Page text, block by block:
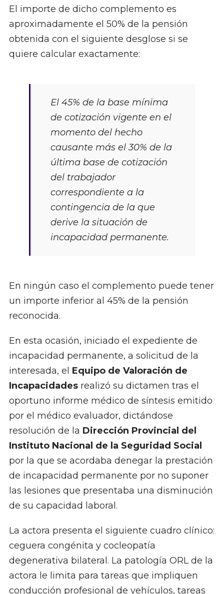
El importe de dicho complemento es
aproximadamente el 50% de la pensión
obtenida con el siguiente desglose si se
quiere calcular exactamente:
El 45% de la base mínima
de cotización vigente en el
momento del hecho
causante más el 30% de la
última base de cotización
del trabajador
correspondiente a la
contingencia de la que
derive la situación de
incapacidad permanente.
En ningún caso el complemento puede tener
un importe inferior al 45% de la pensión
reconocida.
En esta ocasión, iniciado el expediente de
incapacidad permanente, a solicitud de la
interesada, el Equipo de Valoración de
Incapacidadesrealizó su dictamen tras el
oportuno informe médico de síntesis emitido
por el médico evaluador, dictándose
resolución de la Dirección Provincial del
Instituto Nacional de la Seguridad Social
por la que se acordaba denegar la prestación
de incapacidad permanente por no suponer
las lesiones que presentaba una disminución
de su capacidad laboral.
La actora presenta el siguiente cuadro clínico:
ceguera congénita y cocleopatía
degenerativa bilateral. La patología ORL de la
actora le limita para tareas que impliquen
conducción profesional de vehículos, tareas